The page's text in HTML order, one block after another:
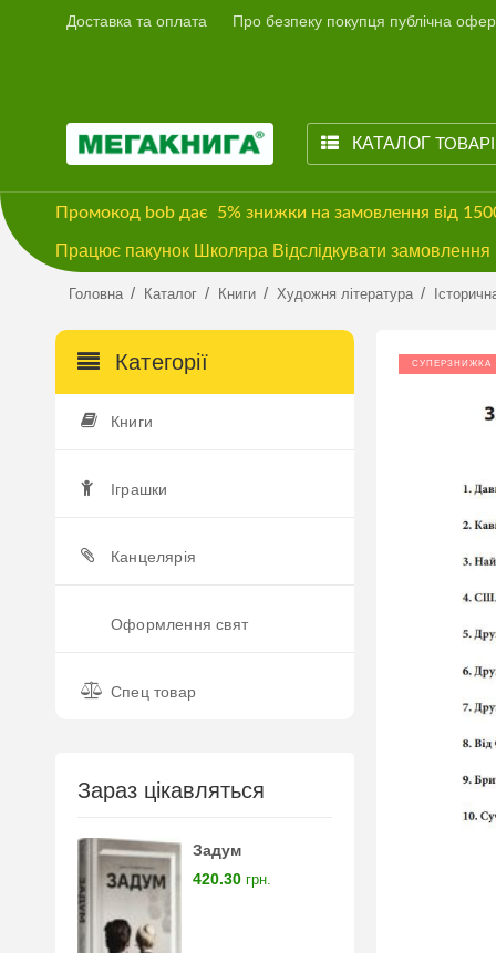
Доставка та оплата Про безпеку покупця публічна
КАТАЛОГ
Промокод bob дає 5% знижки на замовлення від
Працює пакунок Школяра Відслідкувати
Головна / Каталог / Книги / Художня література /
Категорії
Книги
Іграшки
Канцелярія
Оформлення свят
Спец товар
Зараз цікавляться
Задум
420.30 грн.
СУПЕРЗНИЖКА